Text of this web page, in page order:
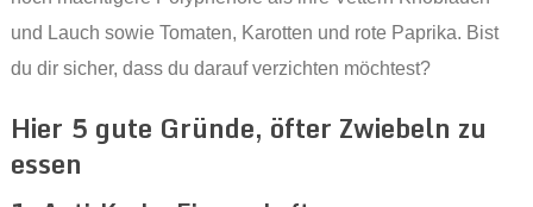
und Lauch sowie Tomaten, Karotten und rote Paprika. Bist
du dir sicher, dass du darauf verzichten möchtest?
Hier 5 gute Gründe, öfter Zwiebeln zu
essen